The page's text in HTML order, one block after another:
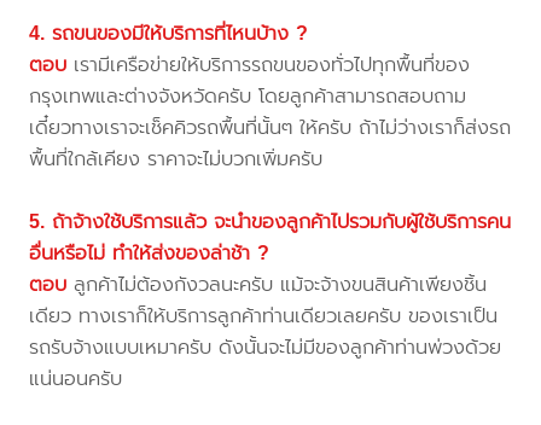
4. รถขนของมีให้บริการที่ไหนบ้าง ?
ตอบ เรามีเครือข่ายให้บริการรถขนของทั่วไปทุกพื้นที่ของ
กรุงเทพและต่างจังหวัดครับ โดยลูกค้าสามารถสอบถาม
เดี๋ยวทางเราจะเช็คคิวรถพื้นที่นั้นๆ ให้ครับ ถ้าไม่ว่างเราก็ส่งรถ
พื้นที่ใกล้เคียง ราคาจะไม่บวกเพิ่มครับ
5. ถ้าจ้างใช้บริการแล้ว จะนำของลูกค้าไปรวมกับผู้ใช้บริการคน
อื่นหรือไม่ ทำให้ส่งของล่าช้า ?
ตอบ ลูกค้าไม่ต้องกังวลนะครับ แม้จะจ้างขนสินค้าเพียงชิ้น
เดียว ทางเราก็ให้บริการลูกค้าท่านเดียวเลยครับ ของเราเป็น
รถรับจ้างแบบเหมาครับ ดังนั้นจะไม่มีของลูกค้าท่านพ่วงด้วย
แน่นอนครับ